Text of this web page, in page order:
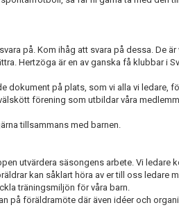
på. Kom ihåg att svara på dessa. De
Hertzöga är en av ganska få klubbar i
dokument på plats, som vi alla vi ledare,
förening som utbildar våra
tillsammans med barnen.
utvärdera säsongens arbete. Vi ledare
kan såklart höra av er till oss ledare
träningsmiljön för våra barn.
på föräldramöte där även idéer och